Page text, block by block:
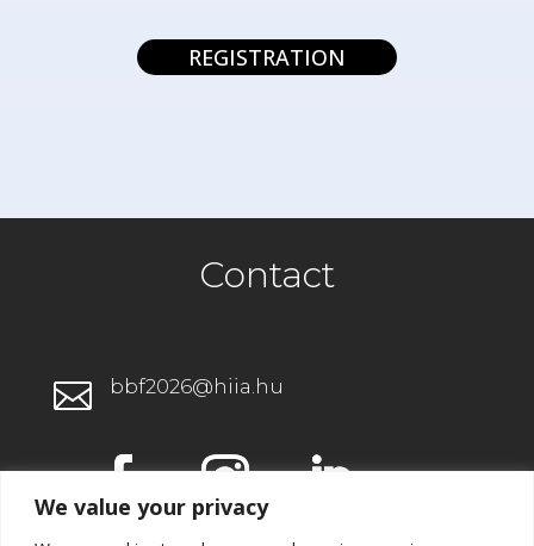
We value your privacy
REGISTRATION
Contact
 bbf2026@hiia.hu